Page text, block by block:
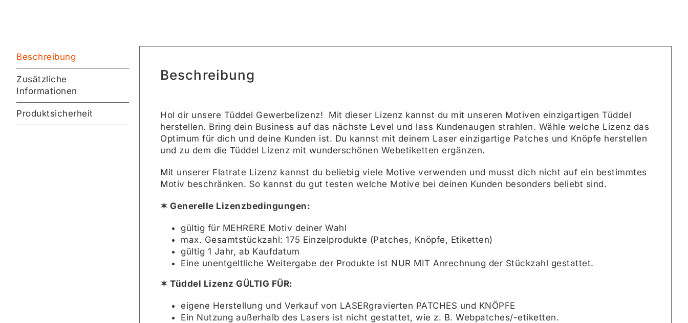
Beschreibung
Zusätzliche
Informationen
Produktsicherheit
Beschreibung
Hol dir unsere Tüddel Gewerbelizenz! Mit dieser Lizenz kannst du mit unseren Motiven einzigartigen Tüddel
herstellen. Bring dein Business auf das nächste Level und lass Kundenaugen strahlen. Wähle welche Lizenz das
Optimum für dich und deine Kunden ist. Du kannst mit deinem Laser einzigartige Patches und Knöpfe herstellen
und zu dem die Tüddel Lizenz mit wunderschönen Webetiketten ergänzen.
Mit unserer Flatrate Lizenz kannst du beliebig viele Motive verwenden und musst dich nicht auf ein bestimmtes
Motiv beschränken. So kannst du gut testen welche Motive bei deinen Kunden besonders beliebt sind.
✶ Generelle Lizenzbedingungen:
gültig für MEHRERE Motiv deiner Wahl
max. Gesamtstückzahl: 175 Einzelprodukte (Patches, Knöpfe, Etiketten)
gültig 1 Jahr, ab Kaufdatum
Eine unentgeltliche Weitergabe der Produkte ist NUR MIT Anrechnung der Stückzahl gestattet.
✶ Tüddel Lizenz GÜLTIG FÜR:
eigene Herstellung und Verkauf von LASERgravierten PATCHES und KNÖPFE
Ein Nutzung außerhalb des Lasers ist nicht gestattet, wie z. B. Webpatches/-etiketten.